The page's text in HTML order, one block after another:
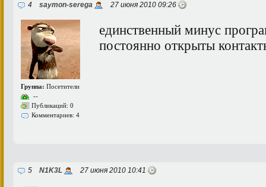
4 saymon-serega 27 июня 2010 09:26
Группа: Посетители
--
Публикаций: 0
Комментариев: 4
единственный минус
постоянно открыты
5 N1K3L 27 июня 2010 10:41